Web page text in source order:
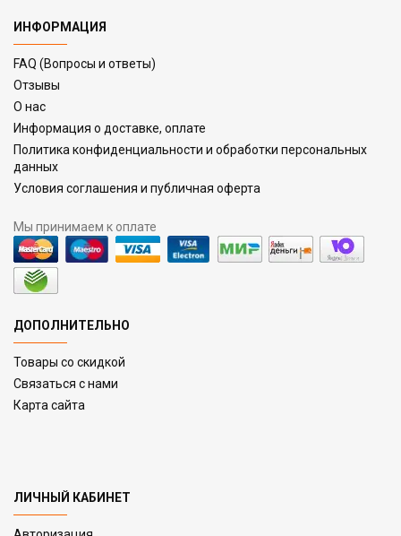
ИНФОРМАЦИЯ
FAQ (Вопросы и ответы)
Отзывы
О нас
Информация о доставке, оплате
Политика конфиденциальности и обработки персональных
данных
Условия соглашения и публичная оферта
Мы принимаем к оплате
ДОПОЛНИТЕЛЬНО
Товары со скидкой
Связаться с нами
Карта сайта
ЛИЧНЫЙ КАБИНЕТ